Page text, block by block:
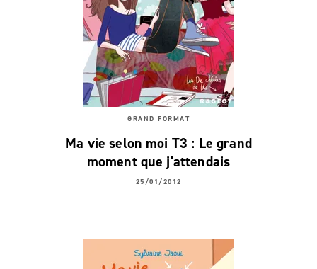
GRAND FORMAT
Ma vie selon moi T3 : Le grand
moment que j'attendais
25/01/2012